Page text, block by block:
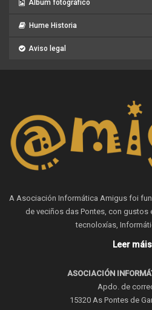
Album fotográfico
Hume Historia
Aviso legal
A Asociación Informática Amigus foi
de veciños das Pontes, con gustos
tecnoloxías,
Leer
ASOCIACIÓN
Apdo. de
15320 As Pontes de